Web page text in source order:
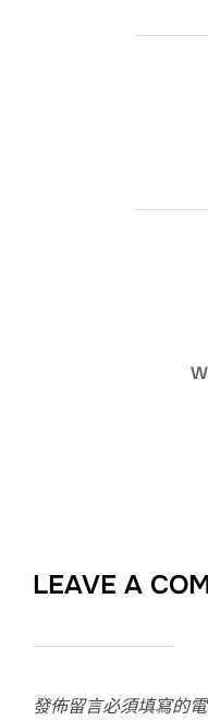
LEAVE A
發佈留言必須填寫的